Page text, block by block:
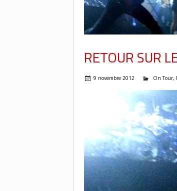
RETOUR SUR
9 novembre 2012 On Tour,